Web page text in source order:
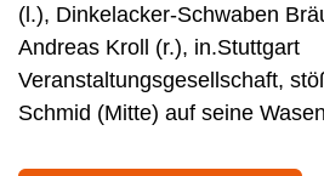
(l.), Dinkelacker-Schwaben
Andreas Kroll (r.), in.Stuttgart
Veranstaltungsgesellschaft,
Schmid (Mitte) auf seine